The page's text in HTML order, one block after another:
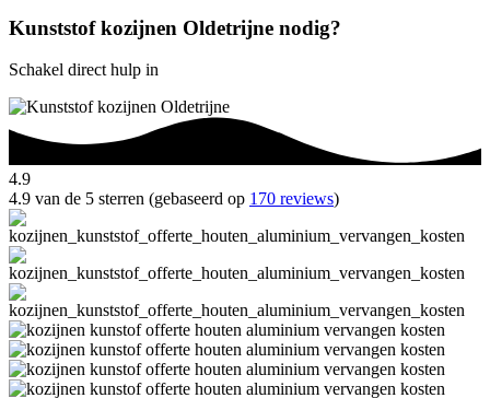
Kunststof kozijnen Oldetrijne nodig?
Schakel direct hulp in
4.9
4.9 van de 5 sterren (gebaseerd op 170 reviews)